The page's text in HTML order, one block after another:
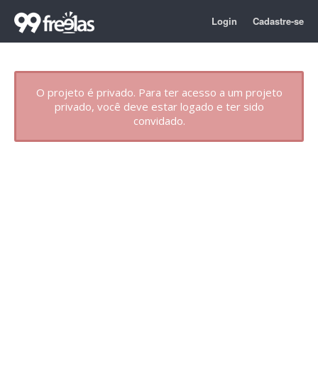
Login Cadastre-se
O projeto é privado. Para ter acesso a um projeto
privado, você deve estar logado e ter sido
convidado.